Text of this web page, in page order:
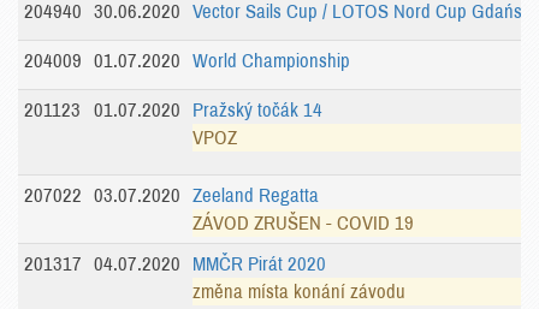
204940
30.06.2020 Vector Sails Cup / LOTOS Nord Cup Gdańsk
204009 01.07.2020 World Championship
201123 01.07.2020
Pražský točák 14
VPOZ
207022 03.07.2020
Zeeland Regatta
ZÁVOD ZRUŠEN - COVID 19
201317
04.07.2020
MMČR Pirát 2020
změna místa konání závodu